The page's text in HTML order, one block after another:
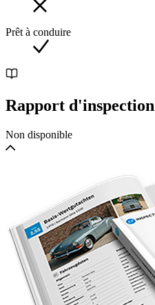
Prêt à conduire
Rapport d'inspection
Non disponible